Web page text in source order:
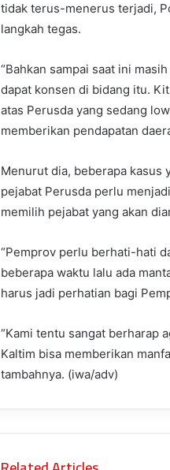
tidak terus-menerus terjadi,
langkah tegas.
“Bahkan sampai saat ini
dapat konsen di bidang itu.
atas Perusda yang sedang
memberikan pendapatan
Menurut dia, beberapa kasus
pejabat Perusda perlu
memilih pejabat yang akan
“Pemprov perlu berhati-hati
beberapa waktu lalu ada
harus jadi perhatian bagi
“Kami tentu sangat berharap
Kaltim bisa memberikan
tambahnya. (iwa/adv)